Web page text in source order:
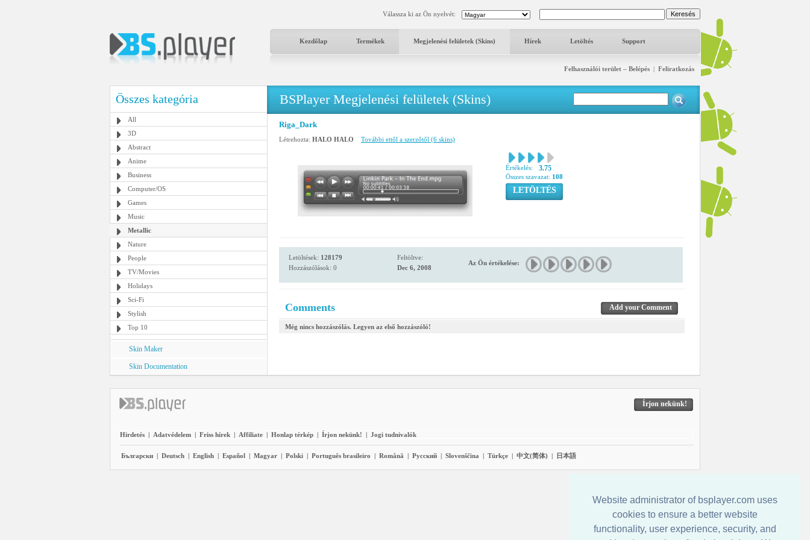
Website administrator of bsplayer.com uses
cookies to ensure a better website
functionality, user experience, security, and
Válassza ki az Ön nyelvét:
Kezdőlap Termékek Megjelenési felületek (Skins) Hírek Letöltés Support
Felhasználói terület – Belépés | Feliratkozás
Összes kategória
All
3D
Abstract
Anime
Business
Computer/OS
Games
Music
Metallic
Nature
People
TV/Movies
Holidays
Sci-Fi
Stylish
Top 10
Skin Maker
Skin Documentation
BSPlayer Megjelenési felületek (Skins)
Riga_Dark
Létrehozta: HALO HALO További ettől a szerzőtől (6 skins)
Értékelés: 3.75
Összes szavazat: 108
LETÖLTÉS
Letöltések: 128179
Hozzászólások: 0
Feltöltve:
Dec 6, 2008
Az Ön értékelése:
Comments Add your Comment
Még nincs hozzászólás. Legyen az első hozzászóló!
Írjon nekünk!
Hirdetés | Adatvédelem | Friss hírek | Affiliate | Honlap térkép | Írjon nekünk! | Jogi tudnivalók
Български | Deutsch | English | Español | Magyar | Polski | Português brasileiro | Română | Pyccĸий | Slovenščina | Türkçe | 中文(简体) | 日本語